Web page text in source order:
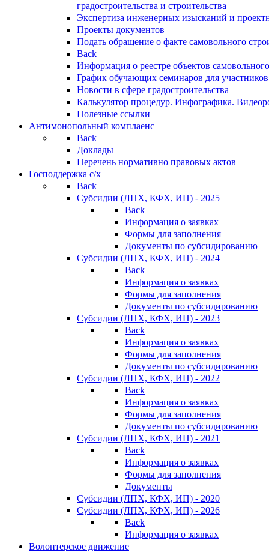
градостроительства и строительства
Экспертиза инженерных изысканий и
Проекты документов
Подать обращение о факте самовольного
Back
Информация о реестре объектов
График обучающих семинаров для участников
Новости в сфере градостроительства
Калькулятор процедур. Инфографика.
Полезные ссылки
Антимонопольный комплаенс
Back
Доклады
Перечень нормативно правовых актов
Господдержка с/х
Back
Субсидии (ЛПХ, КФХ, ИП) - 2025
Back
Информация о заявках
Формы для заполнения
Документы по субсидированию
Субсидии (ЛПХ, КФХ, ИП) - 2024
Back
Информация о заявках
Формы для заполнения
Документы по субсидированию
Субсидии (ЛПХ, КФХ, ИП) - 2023
Back
Информация о заявках
Формы для заполнения
Документы по субсидированию
Субсидии (ЛПХ, КФХ, ИП) - 2022
Back
Информация о заявках
Формы для заполнения
Документы по субсидированию
Субсидии (ЛПХ, КФХ, ИП) - 2021
Back
Информация о заявках
Формы для заполнения
Документы
Субсидии (ЛПХ, КФХ, ИП) - 2020
Субсидии (ЛПХ, КФХ, ИП) - 2026
Back
Информация о заявках
Волонтерское движение